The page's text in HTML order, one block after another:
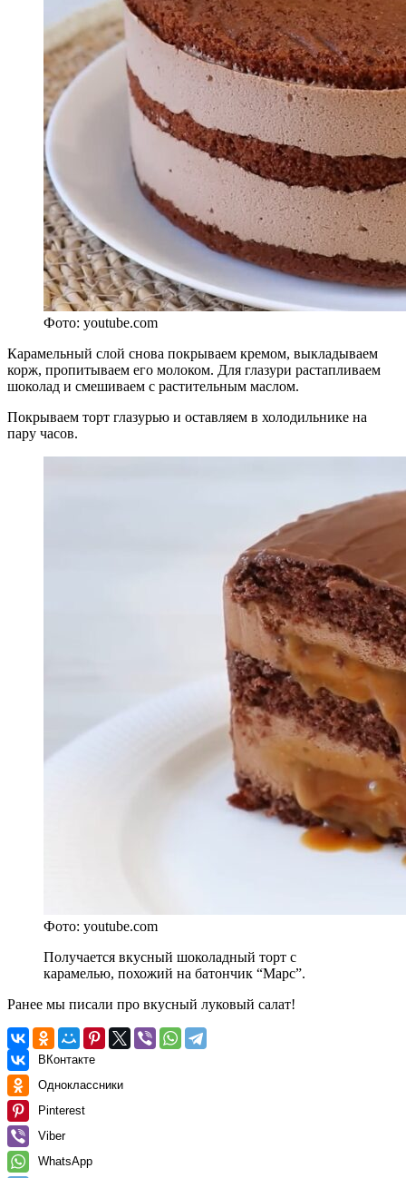
Фото: youtube.com
Карамельный слой снова покрываем кремом, выкладываем
корж, пропитываем его молоком. Для глазури растапливаем
шоколад и смешиваем с растительным маслом.
Покрываем торт глазурью и оставляем в холодильнике на
пару часов.
Фото: youtube.com
Получается вкусный шоколадный торт с
карамелью, похожий на батончик “Марс”.
Ранее мы писали про вкусный луковый салат!
ВКонтакте
Одноклассники
Pinterest
Viber
WhatsApp